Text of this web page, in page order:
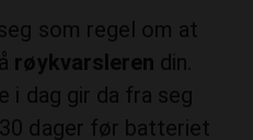
røykvarsleren
i dag gir da fra seg
dager før batteriet
at du bytter batteri.